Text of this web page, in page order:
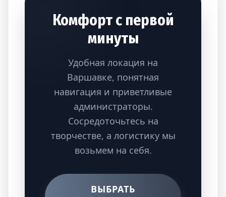
Комфорт с первой
минуты
Удобная локация на
Варшавке, понятная
навигация и приветливые
администраторы.
Сосредоточьтесь на
творчестве, а логистику мы
возьмем на себя.
ВЫБРАТЬ